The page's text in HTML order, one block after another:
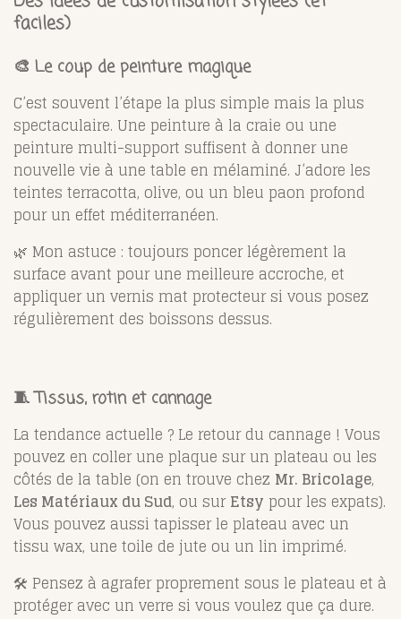
faciles)
🎨 Le coup de peinture magique
C’est souvent l’étape la plus simple mais la plus
spectaculaire. Une peinture à la craie ou une
peinture multi-support suffisent à donner une
nouvelle vie à une table en mélaminé. J’adore les
teintes terracotta, olive, ou un bleu paon profond
pour un effet méditerranéen.
🌿 Mon astuce : toujours poncer légèrement la
surface avant pour une meilleure accroche, et
appliquer un vernis mat protecteur si vous posez
régulièrement des boissons dessus.
🧵 Tissus, rotin et cannage
La tendance actuelle ? Le retour du cannage ! Vous
pouvez en coller une plaque sur un plateau ou les
côtés de la table (on en trouve chez Mr. Bricolage,
Les Matériaux du Sud, ou surEtsy pour les expats).
Vous pouvez aussi tapisser le plateau avec un
tissu wax, une toile de jute ou un lin imprimé.
🛠️ Pensez à agrafer proprement sous le plateau et à
protéger avec un verre si vous voulez que ça dure.